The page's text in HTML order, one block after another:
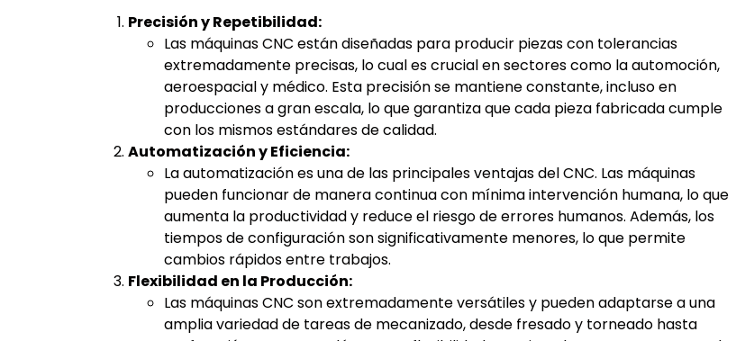
Precisión y Repetibilidad:
Las máquinas CNC están diseñadas para producir piezas con tolerancias
extremadamente precisas, lo cual es crucial en sectores como la automoción,
aeroespacial y médico. Esta precisión se mantiene constante, incluso en
producciones a gran escala, lo que garantiza que cada pieza fabricada cumple
con los mismos estándares de calidad.
Automatización y Eficiencia:
La automatización es una de las principales ventajas del CNC. Las máquinas
pueden funcionar de manera continua con mínima intervención humana, lo que
aumenta la productividad y reduce el riesgo de errores humanos. Además, los
tiempos de configuración son significativamente menores, lo que permite
cambios rápidos entre trabajos.
Flexibilidad en la Producción:
Las máquinas CNC son extremadamente versátiles y pueden adaptarse a una
amplia variedad de tareas de mecanizado, desde fresado y torneado hasta